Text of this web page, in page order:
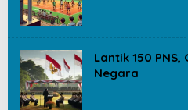
Lantik 150
Negara